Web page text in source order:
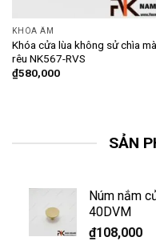
KHÓA ÂM
Khóa cửa lùa không sử chìa
rêu NK567-RVS
₫580,000
SẢN
Núm nắm
40DVM
₫108,000